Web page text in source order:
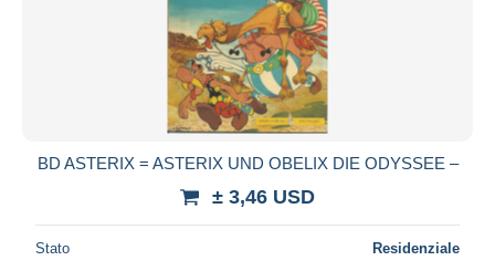
BD ASTERIX = ASTERIX UND OBELIX DIE ODYSSEE –
± 3,46 USD
Stato Residenziale